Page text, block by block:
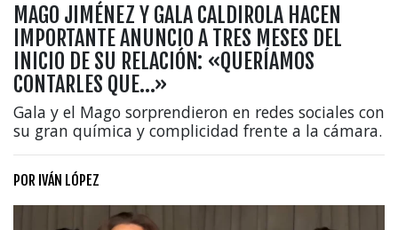
MAGO JIMÉNEZ Y GALA CALDIROLA HACEN
IMPORTANTE ANUNCIO A TRES MESES DEL
INICIO DE SU RELACIÓN: «QUERÍAMOS
CONTARLES QUE…»
Gala y el Mago sorprendieron en redes sociales con
su gran química y complicidad frente a la cámara.
POR IVÁN LÓPEZ